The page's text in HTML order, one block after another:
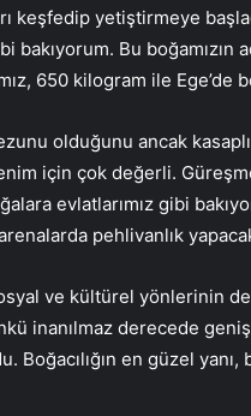
keşfedip yetiştirmeye
bakıyorum. Bu boğamızın
650 kilogram ile Ege’de
olduğunu ancak
için çok değerli.
evlatlarımız gibi
pehlivanlık
ve kültürel yönlerinin
inanılmaz derecede
Boğacılığın en güzel